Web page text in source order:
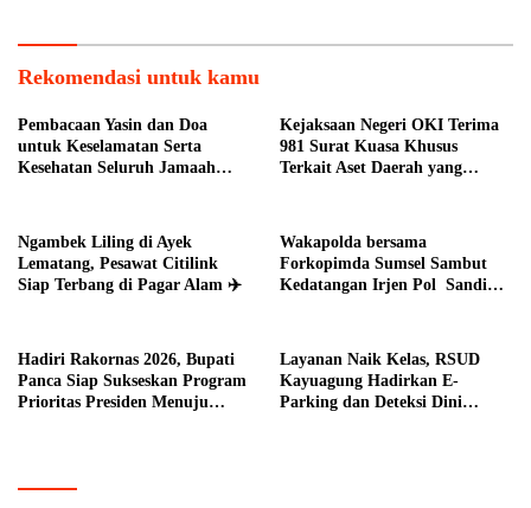
Rekomendasi untuk kamu
Pembacaan Yasin dan Doa
untuk Keselamatan Serta
Kesehatan Seluruh Jamaah
Kejaksaan Negeri OKI Terima
981 Surat Kuasa Khusus
Terkait Aset Daerah yang
Ngambek Liling di Ayek
Lematang, Pesawat Citilink
Siap Terbang di Pagar Alam ✈️
Wakapolda bersama
Forkopimda Sumsel Sambut
Kedatangan Irjen Pol Sandi
Hadiri Rakornas 2026, Bupati
Panca Siap Sukseskan Program
Prioritas Presiden Menuju
Layanan Naik Kelas, RSUD
Kayuagung Hadirkan E-
Parking dan Deteksi Dini